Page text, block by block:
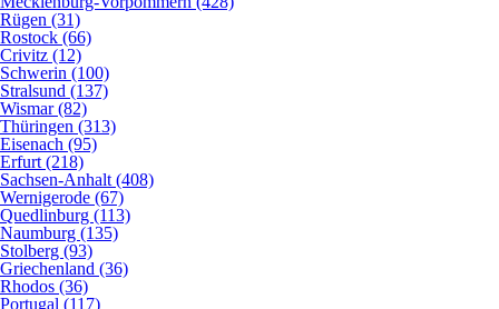
Rügen (31)
Rostock (66)
Crivitz (12)
Schwerin (100)
Stralsund (137)
Wismar (82)
Thüringen (313)
Eisenach (95)
Erfurt (218)
Sachsen-Anhalt (408)
Wernigerode (67)
Quedlinburg (113)
Naumburg (135)
Stolberg (93)
Griechenland (36)
Rhodos (36)
Portugal (117)